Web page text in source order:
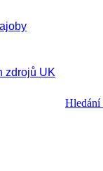
zdrojů UK
Hledání